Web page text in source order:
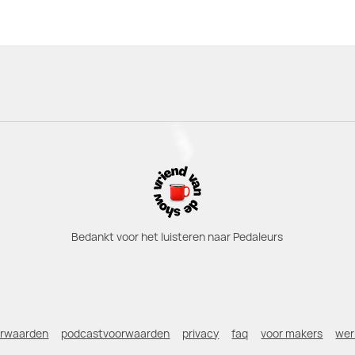
Bedankt voor het luisteren naar Pedaleurs
podcastvoorwaarden privacy faq voor makers